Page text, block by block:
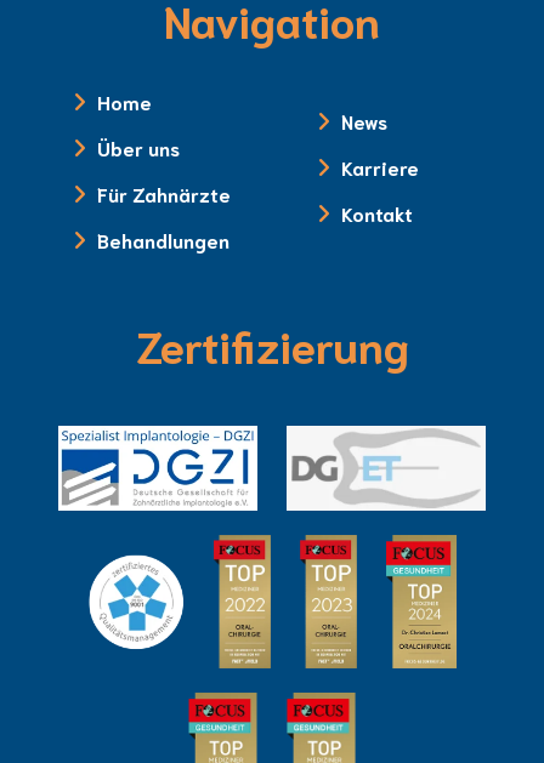
Navigation
Home
Über uns
Für Zahnärzte
Behandlungen
News
Karriere
Kontakt
Zertifizierung